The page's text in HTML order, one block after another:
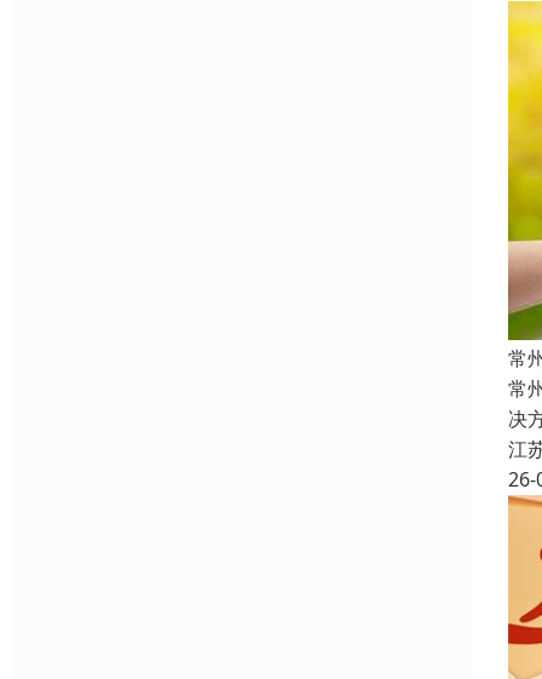
常
常
决
江
26-